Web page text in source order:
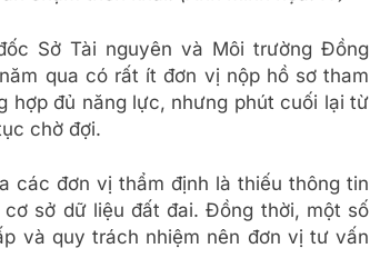
Sở Tài nguyên và Môi trường Đồng
qua có rất ít đơn vị nộp hồ sơ tham
hợp đủ năng lực, nhưng phút cuối lại từ
chờ đợi.
các đơn vị thẩm định là thiếu thông tin
sở dữ liệu đất đai. Đồng thời, một số
và quy trách nhiệm nên đơn vị tư vấn